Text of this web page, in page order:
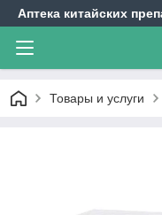
Аптека китайских
Товары и услуги